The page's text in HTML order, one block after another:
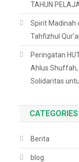
TAHUN
Spirit Madinah
Tahfizhul
Peringatan
Ahlus Shuffah,
Solidaritas
CATEGORIES
Berita
blog